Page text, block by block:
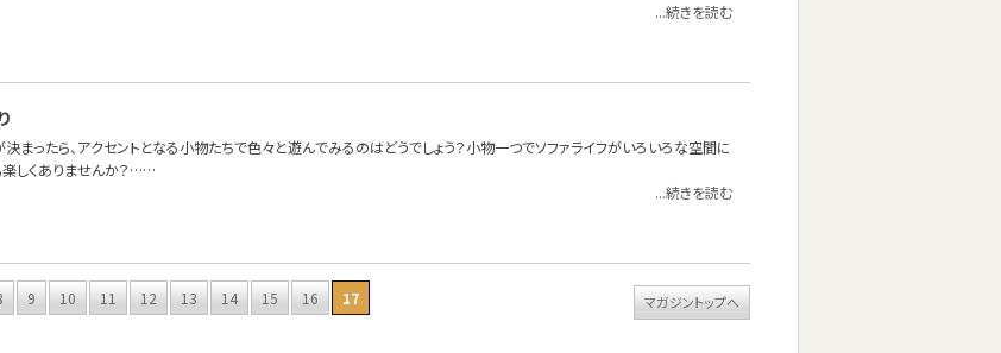
...続きを読む
まったら、アクセントとなる小物たちで色々と遊んでみるのはどうでしょう？小物一つでソファライフがいろいろな空間に
楽しくありませんか？……
...続きを読む
9 10 11 12 13 14 15 16
17
マガジントップへ